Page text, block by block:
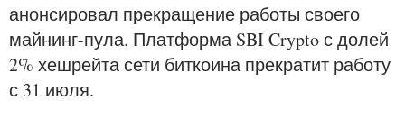
анонсировал прекращение работы своего
майнинг-пула. Платформа SBI Crypto с долей
2% хешрейта сети биткоина прекратит работу
с 31 июля.